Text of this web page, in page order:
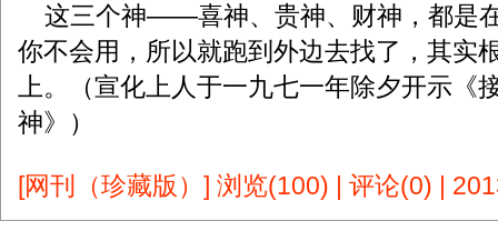
这三个神——喜神、贵神、财神，都是
你不会用，所以就跑到外边去找了，其实
上。（宣化上人于一九七一年除夕开示《
神》）
[网刊（珍藏版）] 浏览(100) | 评论(0) |